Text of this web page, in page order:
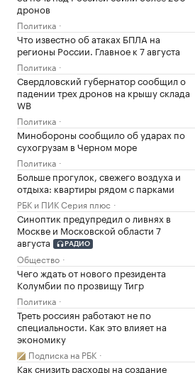
дронов
Политика
Что известно об атаках БПЛА на
регионы России. Главное к 7 августа
Политика
Свердловский губернатор сообщил о
падении трех дронов на крышу склада
WB
Политика
Минобороны сообщило об ударах по
сухогрузам в Черном море
Политика
Больше прогулок, свежего воздуха и
отдыха: квартиры рядом с парками
РБК и ПИК Серия плюс
Синоптик предупредил о ливнях в
Москве и Московской области 7
августа
РАДИО
Общество
Чего ждать от нового президента
Колумбии по прозвищу Тигр
Политика
Треть россиян работают не по
специальности. Как это влияет на
экономику
Подписка на РБК
Как снизить расходы на создание